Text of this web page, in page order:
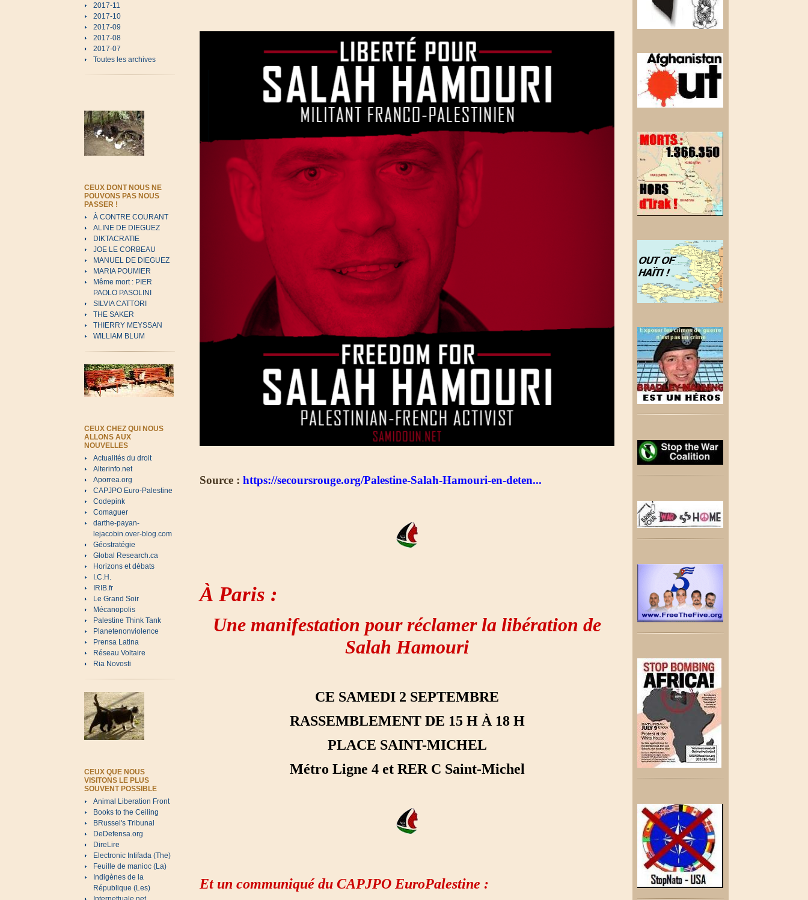
2017-11
2017-10
2017-09
2017-08
2017-07
Toutes les archives
CEUX DONT NOUS NE
POUVONS PAS NOUS
PASSER !
À CONTRE COURANT
ALINE DE DIEGUEZ
DIKTACRATIE
JOE LE CORBEAU
MANUEL DE DIEGUEZ
MARIA POUMIER
Même mort : PIER
PAOLO PASOLINI
SILVIA CATTORI
THE SAKER
THIERRY MEYSSAN
WILLIAM BLUM
CEUX CHEZ QUI NOUS
ALLONS AUX
NOUVELLES
Actualités du droit
Alterinfo.net
Aporrea.org
CAPJPO Euro-Palestine
Codepink
Comaguer
darthe-payan-
lejacobin.over-blog.com
Géostratégie
Global Research.ca
Horizons et débats
I.C.H.
IRIB.fr
Le Grand Soir
Mécanopolis
Palestine Think Tank
Planetenonviolence
Prensa Latina
Réseau Voltaire
Ria Novosti
CEUX QUE NOUS
VISITONS LE PLUS
SOUVENT POSSIBLE
Animal Liberation Front
Books to the Ceiling
BRussel's Tribunal
DeDefensa.org
DireLire
Electronic Intifada (The)
Feuille de manioc (La)
Indigènes de la
République (Les)
Source : https://secoursrouge.org/Palestine-Salah-Hamouri-en-deten...
À Paris :
Une manifestation pour réclamer la libération de
Salah Hamouri
CE SAMEDI 2 SEPTEMBRE
RASSEMBLEMENT DE 15 H À 18 H
PLACE SAINT-MICHEL
Métro Ligne 4 et RER C Saint-Michel
Et un communiqué du CAPJPO EuroPalestine :